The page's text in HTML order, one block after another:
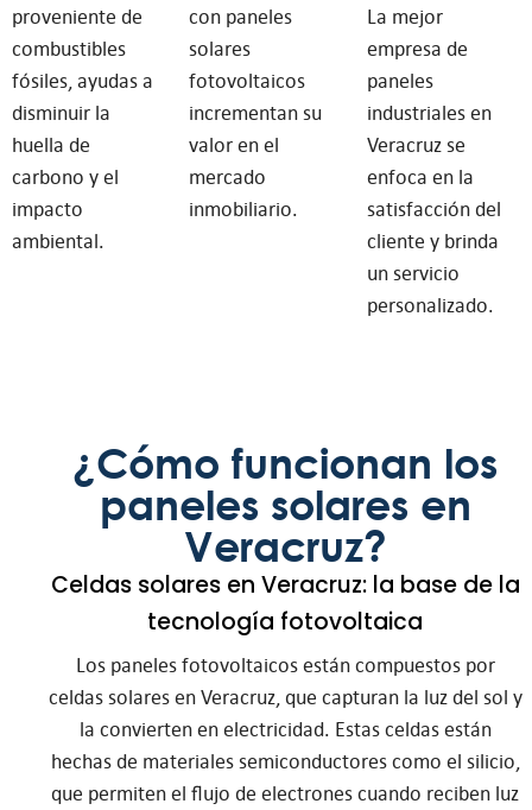
proveniente de
combustibles
fósiles, ayudas a
disminuir la
huella de
carbono y el
impacto
ambiental.
con paneles
solares
fotovoltaicos
incrementan su
valor en el
mercado
inmobiliario.
La mejor
empresa de
paneles
industriales en
Veracruz se
enfoca en la
satisfacción del
cliente y brinda
un servicio
personalizado.
¿Cómo funcionan los
paneles solares en
Veracruz?
Celdas solares en Veracruz: la base de la
tecnología fotovoltaica
Los paneles fotovoltaicos están compuestos por
celdas solares en Veracruz, que capturan la luz del sol y
la convierten en electricidad. Estas celdas están
hechas de materiales semiconductores como el silicio,
que permiten el flujo de electrones cuando reciben luz